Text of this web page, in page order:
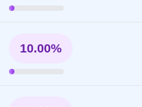
10.00%